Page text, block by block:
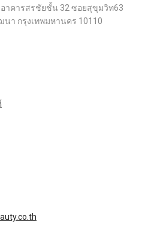
าคารสรชัยชั้น 32 ซอยสุขุมวิท63
า กรุงเทพมหานคร 10110